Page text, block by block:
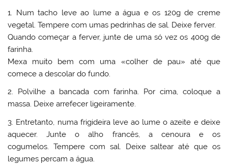
1. Num tacho leve ao lume a água e os 120g de creme
vegetal. Tempere com umas pedrinhas de sal. Deixe ferver.
Quando começar a ferver, junte de uma só vez os 400g de
farinha.
Mexa muito bem com uma «colher de pau» até que
comece a descolar do fundo.
2. Polvilhe a bancada com farinha. Por cima, coloque a
massa. Deixe arrefecer ligeiramente.
3. Entretanto, numa frigideira leve ao lume o azeite e deixe
aquecer. Junte o alho francês, a cenoura e os
cogumelos. Tempere com sal. Deixe saltear até que os
legumes percam a água.